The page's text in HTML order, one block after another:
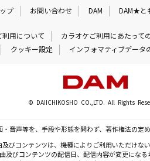
プ お問い合わせ DAM DAM★と
利用について カラオケご利用にあたって
クッキー設定 インフォマティブデータ
© DAIICHIKOSHO CO.,LTD. All Rights
音声等を、手段や形態を問わず、著作権法の定
及びコンテンツは、機種によりご利用いただけない
及びコンテンツの配信日、配信内容が変更になる